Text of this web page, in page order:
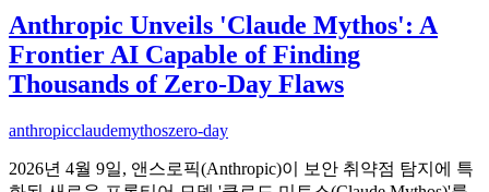
Anthropic Unveils 'Claude Mythos': A
Frontier AI Capable of Finding
Thousands of Zero-Day Flaws
anthropicclaudemythoszero-day
2026년 4월 9일, 앤스로픽(Anthropic)이 보안 취약점 탐지에 특